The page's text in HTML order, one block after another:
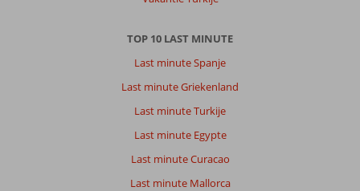
TOP 10 LAST MINUTE
Last minute Spanje
Last minute Griekenland
Last minute Turkije
Last minute Egypte
Last minute Curacao
Last minute Mallorca